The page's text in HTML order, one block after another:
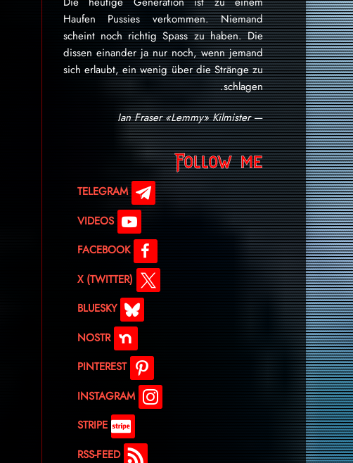
Haufen Pussies verkommen. Niemand
scheint noch richtig Spass zu haben. Die
dissen einander ja nur noch, wenn jemand
sich erlaubt, ein wenig über die Stränge zu
schlagen.
—
Ian Fraser «Lemmy» Kilmister
Follow me
TELEGRAM
VIDEOS
FACEBOOK
X (TWITTER)
BLUESKY
NOSTR
PINTEREST
INSTAGRAM
STRIPE
RSS-FEED